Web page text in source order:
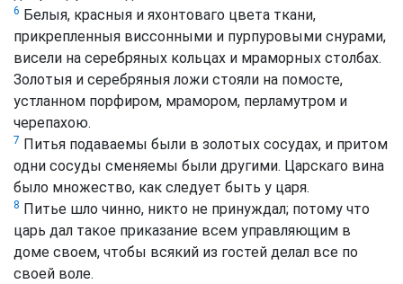
6 Белыя, красныя и яхонтоваго цвета ткани,
прикрепленныя виссонными и пурпуровыми снурами,
висели на серебряных кольцах и мраморных столбах.
Золотыя и серебряныя ложи стояли на помосте,
устланном порфиром, мрамором, перламутром и
черепахою.
7 Питья подаваемы были в золотых сосудах, и притом
одни сосуды сменяемы были другими. Царскаго вина
было множество, как следует быть у царя.
8 Питье шло чинно, никто не принуждал; потому что
царь дал такое приказание всем управляющим в
доме своем, чтобы всякий из гостей делал все по
своей воле.